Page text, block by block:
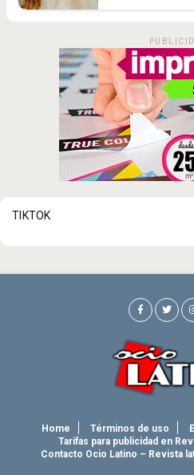
TIKTOK
Home Términos de uso
Tarifas para publicidad en
Contacto Ocio Latino – Revista